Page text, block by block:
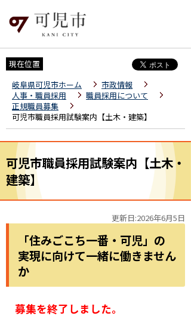
現在位置
岐阜県可児市ホーム
市政情報
人事・職員採用
職員採用について
正規職員募集
可児市職員採用試験案内【土木・建築】
可児市職員採用試験案内【土木・
建築】
更新日:2026年6月5日
「住みごこち一番・可児」の
実現に向けて一緒に働きません
か
募集を終了しました。